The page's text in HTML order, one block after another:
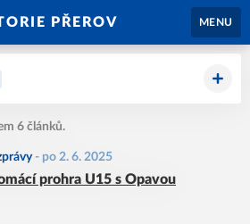
PŘEROV MENU
6 článků.
- po 2. 6. 2025
prohra U15 s Opavou